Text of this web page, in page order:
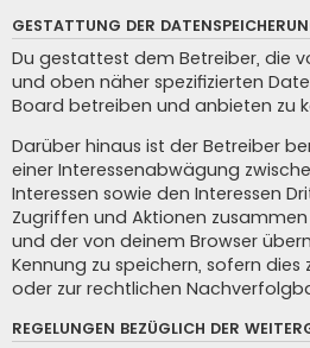
GESTATTUNG DER
Du gestattest dem Betreiber, die
und oben näher spezifizierten
Board betreiben und anbieten zu
Darüber hinaus ist der Betreiber
einer Interessenabwägung
Interessen sowie den Interessen
Zugriffen und Aktionen
und der von deinem Browser
Kennung zu speichern, sofern
oder zur rechtlichen
REGELUNGEN BEZÜGLICH DER